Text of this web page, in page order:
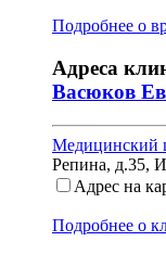
Подробнее о
Адреса
Васюков
Медицинский
Репина, д.35,
Адрес на
Подробнее о